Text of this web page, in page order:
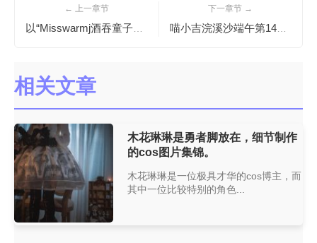
← 上一章节 下一章节 →
喵小吉浣溪沙端午第14期，独家推出全新cos作品
相关文章
木花琳琳是勇者脚放在，细节制作
的cos图片集锦。
木花琳琳是一位极具才华的cos博主，而
其中一位比较特别的角色...